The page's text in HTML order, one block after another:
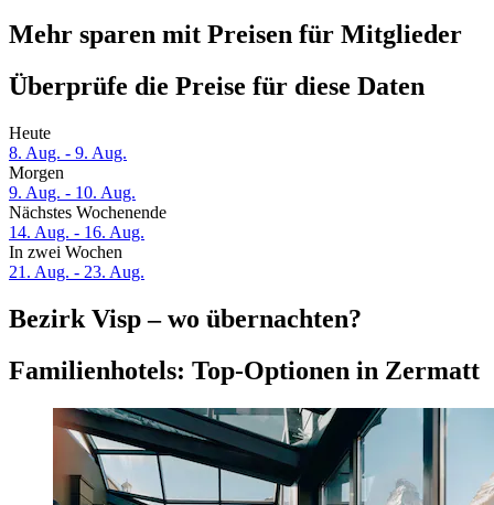
Mehr sparen mit Preisen für Mitglieder
Überprüfe die Preise für diese Daten
Heute
8. Aug. - 9. Aug.
Morgen
9. Aug. - 10. Aug.
Nächstes Wochenende
14. Aug. - 16. Aug.
In zwei Wochen
21. Aug. - 23. Aug.
Bezirk Visp – wo übernachten?
Familienhotels: Top-Optionen in Zermatt